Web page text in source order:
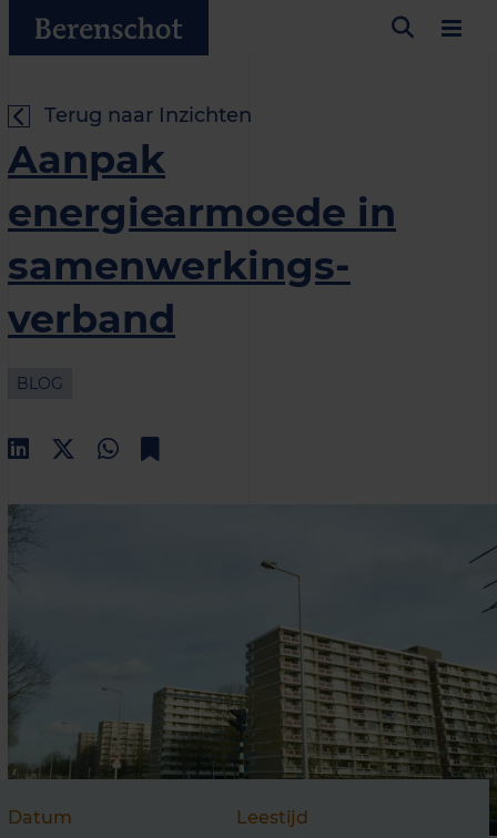
Terug naar Inzichten
Aanpak
energiearmoede in
samenwerkings-
verband
BLOG
Datum Leestijd